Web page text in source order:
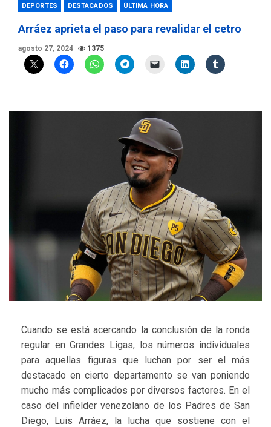
DEPORTES DESTACADOS ÚLTIMA HORA
Arráez aprieta el paso para revalidar el cetro
agosto 27, 2024 1375
Cuando se está acercando la conclusión de la ronda
regular en Grandes Ligas, los números individuales
para aquellas figuras que luchan por ser el más
destacado en cierto departamento se van poniendo
mucho más complicados por diversos factores. En el
caso del infielder venezolano de los Padres de San
Diego, Luis Arráez, la lucha que sostiene con el